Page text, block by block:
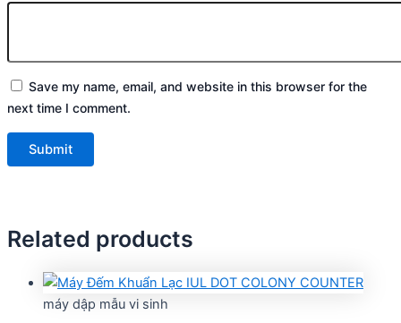
Save my name, email, and website in this browser for the
next time I comment.
Related products
máy dập mẫu vi sinh